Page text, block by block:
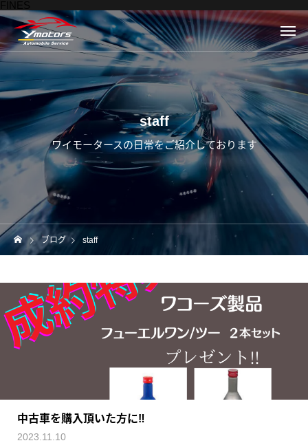
FINES
staff
ワイモータースの日常をご紹介しております
ブログ staff
中古車を購入頂いた方に‼️
2023.11.10